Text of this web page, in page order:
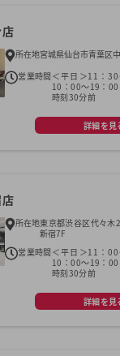
所在地宮城県仙台市青葉区
営業時間 ＜平日＞11：
10：00～19：00
時刻30分前
詳細を見
所在地東京都渋谷区代々木
新宿7F
営業時間 ＜平日＞11：
10：00～19：00
時刻30分前
詳細を見